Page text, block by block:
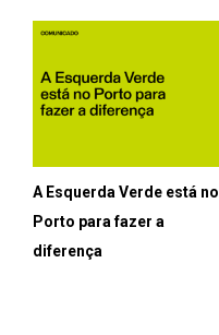
A Esquerda Verde está no
Porto para fazer a
diferença